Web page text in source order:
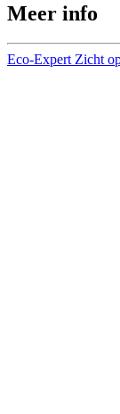
Meer info
Eco-Expert Zicht